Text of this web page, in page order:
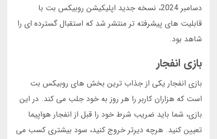
دسامبر 2024، نسخه جدید اپلیکیشن روبیکس بت با
قابلیت های پیشرفته تر منتشر شد که استقبال گسترده ای را
شاهد بود.
بازی انفجار
بازی انفجار یکی از جذاب ترین بخش های روبیکس بت
است که هزاران کاربر را هر روز به خود جلب می کند. در این
بازی، شما باید ضریب شرط خود را قبل از انفجار هواپیما
تعیین کنید. هرچه دیرتر خروج کنید، سود بیشتری کسب می